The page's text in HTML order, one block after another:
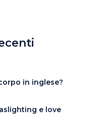
in inglese?
e love